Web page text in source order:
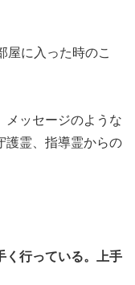
屋に入った時のこ
メッセージのような
護霊、指導霊からの
く行っている。上手